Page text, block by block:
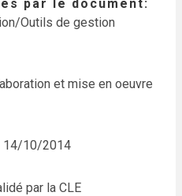
par le document
Outils de gestion
et mise en oeuvre
14/10/2014
par la CLE